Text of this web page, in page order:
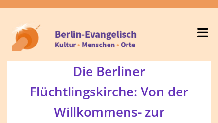
Die Berliner
Flüchtlingskirche: Von der
Willkommens- zur